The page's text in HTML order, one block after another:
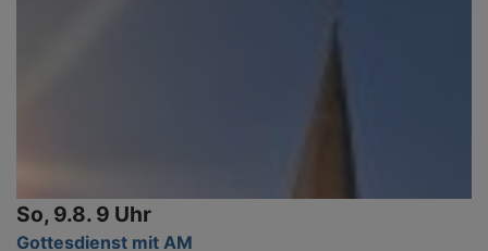
So, 9.8. 9 Uhr
Gottesdienst mit AM